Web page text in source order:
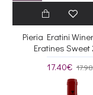
Pieria Eratini
Eratines Sweet
17.40€